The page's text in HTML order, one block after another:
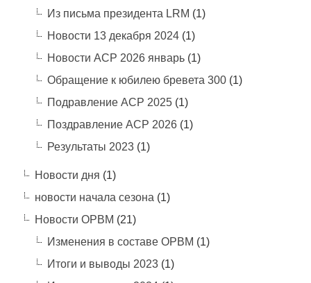
Из письма президента LRM (1)
Новости 13 декабря 2024(1)
Новости АСР 2026 январь(1)
Обращение к юбилею бревета 300(1)
Подравление АСР 2025(1)
Поздравление АСР 2026(1)
Результаты 2023(1)
Новости дня (1)
новости начала сезона(1)
Новости ОРВМ (21)
Изменения в составе ОРВМ (1)
Итоги и выводы 2023(1)